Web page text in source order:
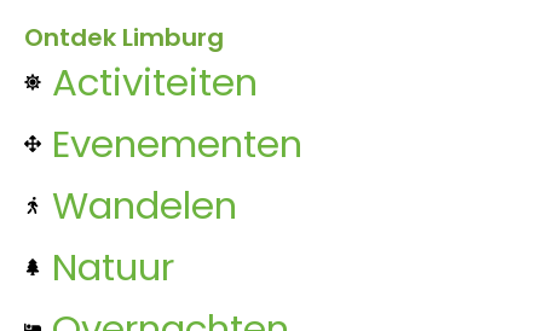
Ontdek Limburg
Activiteiten
Evenementen
Wandelen
Natuur